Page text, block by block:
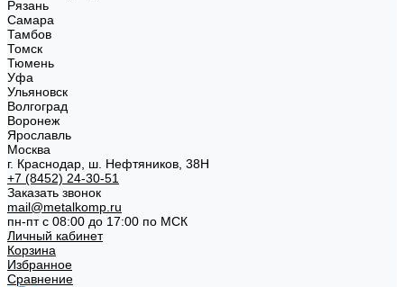
Рязань
Самара
Тамбов
Томск
Тюмень
Уфа
Ульяновск
Волгоград
Воронеж
Ярославль
Москва
г. Краснодар, ш. Нефтяников, 38Н
+7 (8452) 24-30-51
Заказать звонок
mail@metalkomp.ru
пн-пт с 08:00 до 17:00 по МСК
Личный кабинет
Корзина
Избранное
Сравнение